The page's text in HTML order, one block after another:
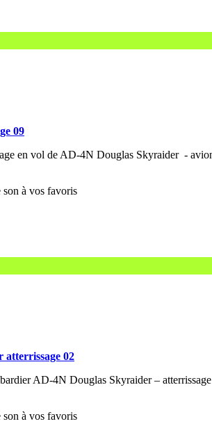
09
en vol de AD-4N Douglas Skyraider -
atterrissage 02
AD-4N Douglas Skyraider –